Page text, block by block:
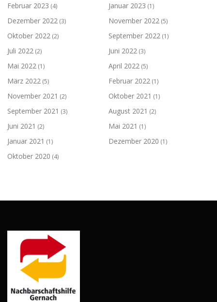
Februar 2023 (4) Januar 2023 (1)
Dezember 2022 (3) November 2022 (5)
Oktober 2022 (2) September 2022 (1)
Juli 2022 (2) Juni 2022 (3)
Mai 2022 (1) April 2022 (5)
März 2022 (5) Februar 2022 (1)
November 2021 (2) Oktober 2021 (1)
September 2021 (3) August 2021 (2)
Juni 2021 (2) Mai 2021 (1)
Januar 2021 (1) Dezember 2020 (1)
Oktober 2020 (4)